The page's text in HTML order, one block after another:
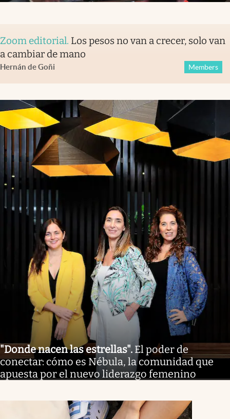
Zoom editorial. Los pesos no van a crecer, solo van
a cambiar de mano
Hernán de Goñi Members
"Donde nacen las estrellas". El poder de
conectar: cómo es Nébula, la comunidad que
apuesta por el nuevo liderazgo femenino